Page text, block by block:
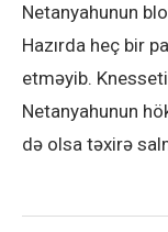
Netanyahunun
Hazırda heç bir
etməyib.
Netanyahunun
də olsa təxirə